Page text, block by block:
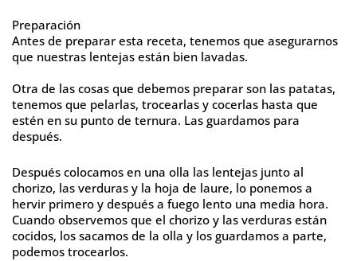
Preparación
Antes de preparar esta receta, tenemos que asegurarnos
que nuestras lentejas están bien lavadas.
Otra de las cosas que debemos preparar son las patatas,
tenemos que pelarlas, trocearlas y cocerlas hasta que
estén en su punto de ternura. Las guardamos para
después.
Después colocamos en una olla las lentejas junto al
chorizo, las verduras y la hoja de laure, lo ponemos a
hervir primero y después a fuego lento una media hora.
Cuando observemos que el chorizo y las verduras están
cocidos, los sacamos de la olla y los guardamos a parte,
podemos trocearlos.